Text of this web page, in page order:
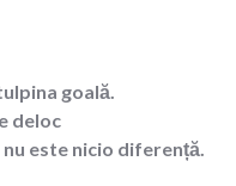
goală.
deloc
este nicio diferență.